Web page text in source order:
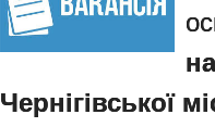
Чернігівської